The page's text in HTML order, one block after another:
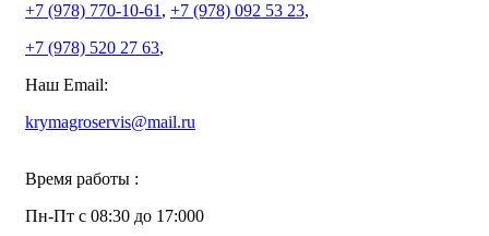
+7 (978) 770-10-61 , +7 (978) 092 53 23,
+7 (978) 520 27 63,
Наш Email:
krymagroservis@mail.ru
Время работы :
Пн-Пт с 08:30 до 17:000